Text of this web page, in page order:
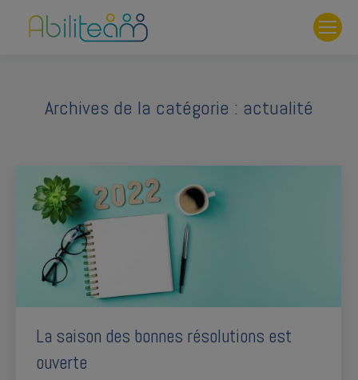
Archives de la catégorie : actualité
La saison des bonnes résolutions est
ouverte